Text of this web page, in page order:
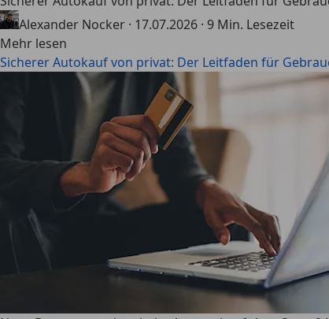
Alexander Nocker · 17.07.2026 · 9 Min. Lesezeit
Mehr lesen
Sicherer Autokauf von privat: Der Leitfaden für